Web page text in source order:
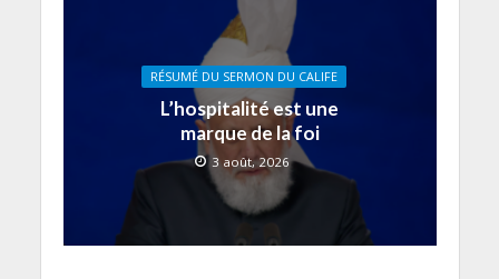
RÉSUMÉ DU SERMON DU CALIFE
L’hospitalité est une
marque de la foi
3 août, 2026